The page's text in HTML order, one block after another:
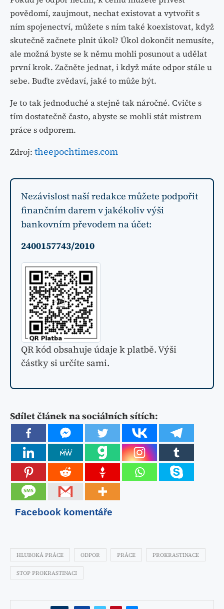
povědomí, zaujmout, nechat existovat a vytvořit s
ním spojenectví, můžete s ním také koexistovat, když
skutečně začnete plnit úkol? Úkol dokončit nemusíte,
ale možná byste se k němu mohli posunout a udělat
první krok. Začněte jednat, i když máte odpor stále u
sebe. Buďte zvědaví, jaké to může být.
Je to tak jednoduché a stejně tak náročné. Cvičte s
tím dostatečně často, abyste se mohli stát mistrem
práce s odporem.
Zdroj: theepochtimes.com
Nezávislost naší redakce můžete podpořit
finančním darem v jakékoliv výši
bankovním převodem na účet:
2400157743/2010
QR kód obsahuje údaje k platbě. Výši
částky si určíte sami.
Sdílet článek na sociálních sítích:
Facebook komentáře
HLUBOKÁ PRÁCE ODPOR PRÁCE PROKRASTINACE
STOP PROKRASTINACI